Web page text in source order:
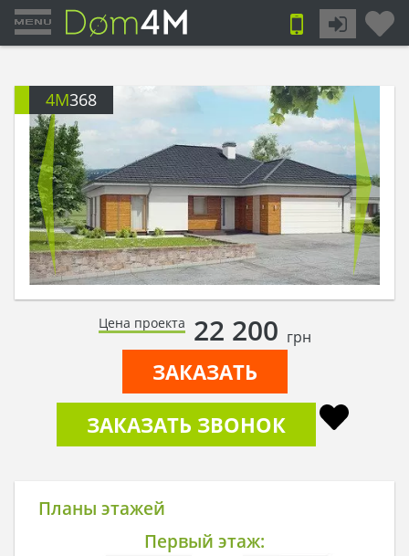
4M368
Цена проекта 22 200 грн
ЗАКАЗАТЬ
ЗАКАЗАТЬ ЗВОНОК
Планы этажей
Первый этаж: